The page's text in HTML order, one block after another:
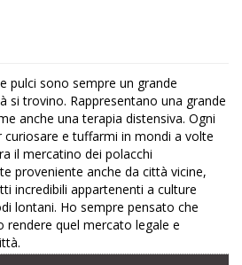
pulci sono sempre un grande
si trovino. Rappresentano una grande
anche una terapia distensiva. Ogni
e tuffarmi in mondi a volte
il mercatino dei polacchi
proveniente anche da città vicine,
incredibili appartenenti a culture
lontani. Ho sempre pensato che
quel mercato legale e